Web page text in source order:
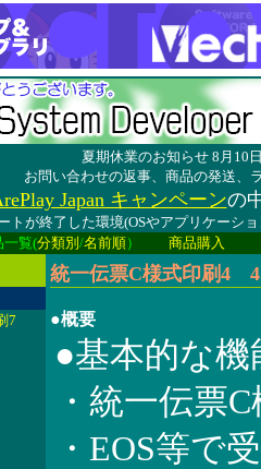
夏期休業のお知らせ 8月10
お問い合わせの返事、商品の発送、
Japan キャンペーンの
トが終了した環境(OSやアプリケーシ
一覧(分類別 /名前順） 商品購入
7
統一伝票C様式印刷4
●概要
●基本的な機
・統一伝票
・EOS等で